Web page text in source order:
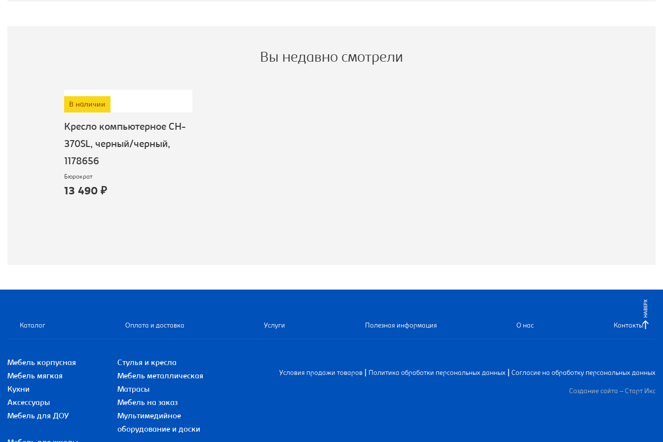
Вы недавно смотрели
В наличии
Кресло компьютерное CH-
370SL, черный/черный,
1178656
Бюрократ
13 490 ₽
НАВЕРХ
Каталог Оплата и доставка Услуги Полезная информация О нас Контакты
Мебель корпусная
Стулья и кресла
Мебель мягкая
Мебель металлическая
Кухни
Матрасы
Аксессуары
Мебель на заказ
Мебель для ДОУ
Мультимедийное
оборудование и доски
Условия продажи товаров Политика обработки персональных данных Согласие на обработку персональных данных
Создание сайта – Старт Икс